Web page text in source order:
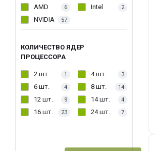
AMD 6 Intel 2
NVIDIA 57
КОЛИЧЕСТВО ЯДЕР
ПРОЦЕССОРА
2 шт. 1 4 шт. 3
6 шт. 4 8 шт. 14
12 шт. 9 14 шт. 4
16 шт. 23 24 шт. 7